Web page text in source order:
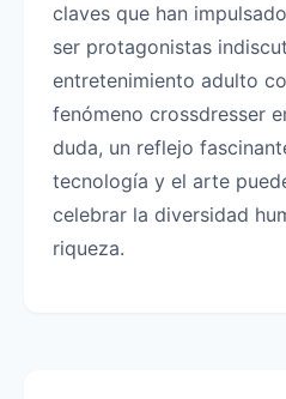
claves que han
ser protagonistas
entretenimiento adulto
fenómeno crossdresser
duda, un reflejo
tecnología y el arte
celebrar la diversidad
riqueza.